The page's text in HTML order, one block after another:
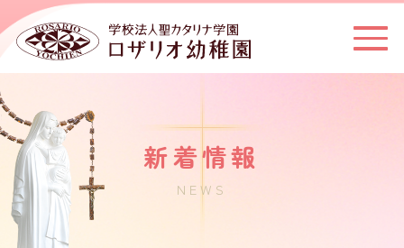
新着情報
NEWS